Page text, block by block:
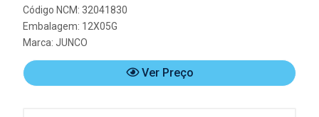
Código NCM: 32041830
Embalagem: 12X05G
Marca: JUNCO
Ver Preço